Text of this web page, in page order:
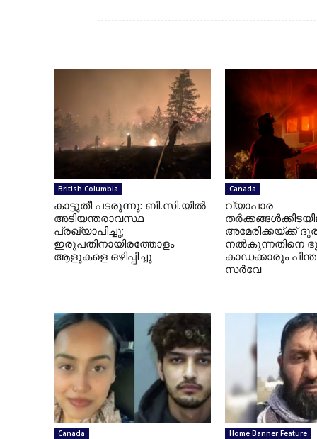
British Columbia
കാട്ടുതീ പടരുന്നു: ബി.സി.യില്‍
അടിയന്തരാവസ്ഥ
പ്രഖ്യാപിച്ചു;
ഇരുപതിനായിരത്തോളം
ആളുകളെ ഒഴിപ്പിച്ചു
Canada
വ്യാപാര
അമേരിക്കയ്ക്ക്
നല്‍കുന്നതിനെ
കാഡക്കാരും
സര്‍വേ
Canada Home Banner Feature